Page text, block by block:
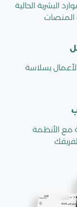
البشرية الحالية
بسلاسة
مع الأنظمة
لفريقك